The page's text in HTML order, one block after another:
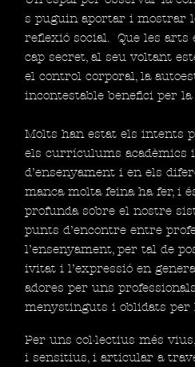
s puguin aportar i mostrar
reflexió social. Que les arts
cap secret, al seu voltant
el control corporal, la
incontestable benefici per
Molts han estat els intents
els currículums acadèmics
d’ensenyament i en els
manca molta feina ha fer, i
profunda sobre el nostre
punts d’encontre entre
l’ensenyament, per tal de
ivitat i l’expressió en
adores per uns
menystinguts i oblidats per
Per uns col·lectius més
i sensitius, i articular a